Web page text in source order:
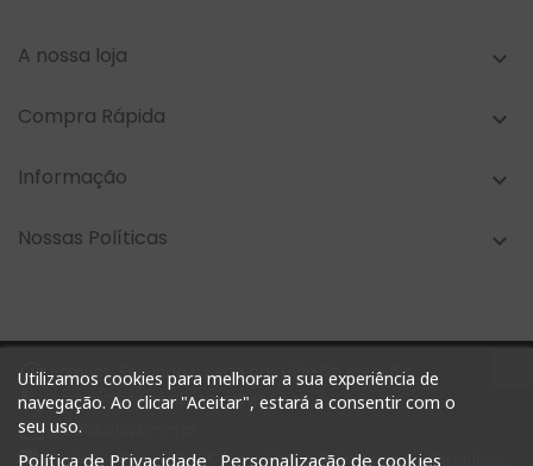
Utilizamos cookies para melhorar a sua experiência de
navegação. Ao clicar "Aceitar", estará a consentir com o
seu uso.
Política de Privacidade Personalização de cookies
A nossa loja 
Compra Rápida 
Informação 
Nossas Políticas 
Horários: Segunda a Sexta das 09h-13h e 14h-18h
+351 927 748 884 | +351 212 476 905
 geral@shoptimm.pt
Portes Grátis* +162.50€ (para Portugal Continental) *Produtos